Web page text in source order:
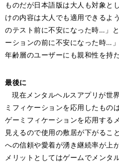
ものだが日本語版は大人も対象と
けの内容は大人でも適用できるよ
のテスト前に不安になった時…」
ーションの前に不安になった時…
年齢層のユーザーにも親和性を持
最後に
現在メンタルヘルスアプリが世
ミフィケーションを応用したもの
ゲーミフィケーションを応用する
見えるので使用の敷居が下がるこ
への信頼や愛着が湧き継続率が上
メリットとしてはゲームでメンタ